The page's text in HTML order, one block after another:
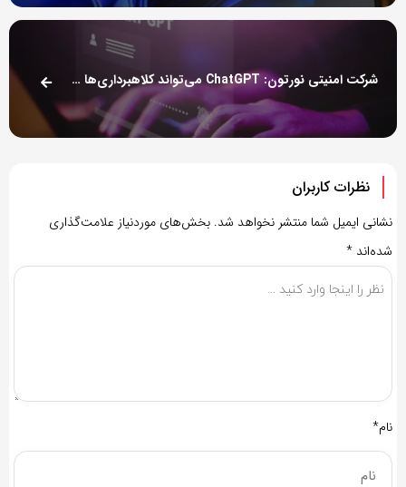
شرکت امنیتی نورتون: ChatGPT می‌تواند کلاهبرداری‌ها و حملات سایبری را خطرناک‌تر کند
نظرات کاربران
نشانی ایمیل شما منتشر نخواهد شد. بخش‌های موردنیاز علامت‌گذاری
شده‌اند *
نام*